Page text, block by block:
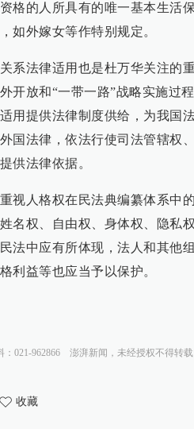
格的人所具有的唯一基本生活
如外嫁女等作特别规定。
系法律适用也是杜万华关注的
开放和“一带一路”战略实施过
用提供法律制度供给，为我国
国法律，依法行使司法管辖权
供法律依据。
视人格权在民法典编纂体系中
名权、自由权、身体权、隐私
法中应有所体现，法人和其他
利益等也应当予以保护。
021-962866 澎湃新闻，未经授权不得转载
收藏